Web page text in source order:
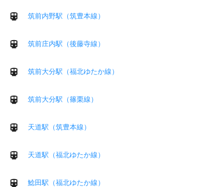
筑前内野駅（筑豊本線）
筑前庄内駅（後藤寺線）
筑前大分駅（福北ゆたか線）
筑前大分駅（篠栗線）
天道駅（筑豊本線）
天道駅（福北ゆたか線）
鯰田駅（福北ゆたか線）